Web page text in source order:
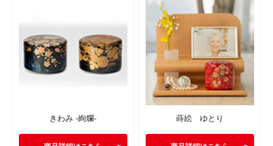
きわみ -絢爛- 蒔絵 ゆとり